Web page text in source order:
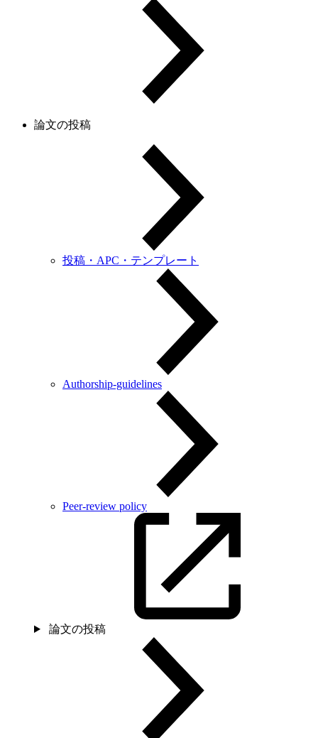
論文の投稿
投稿・APC・テンプレート
Authorship-guidelines
Peer-review policy
論文の投稿